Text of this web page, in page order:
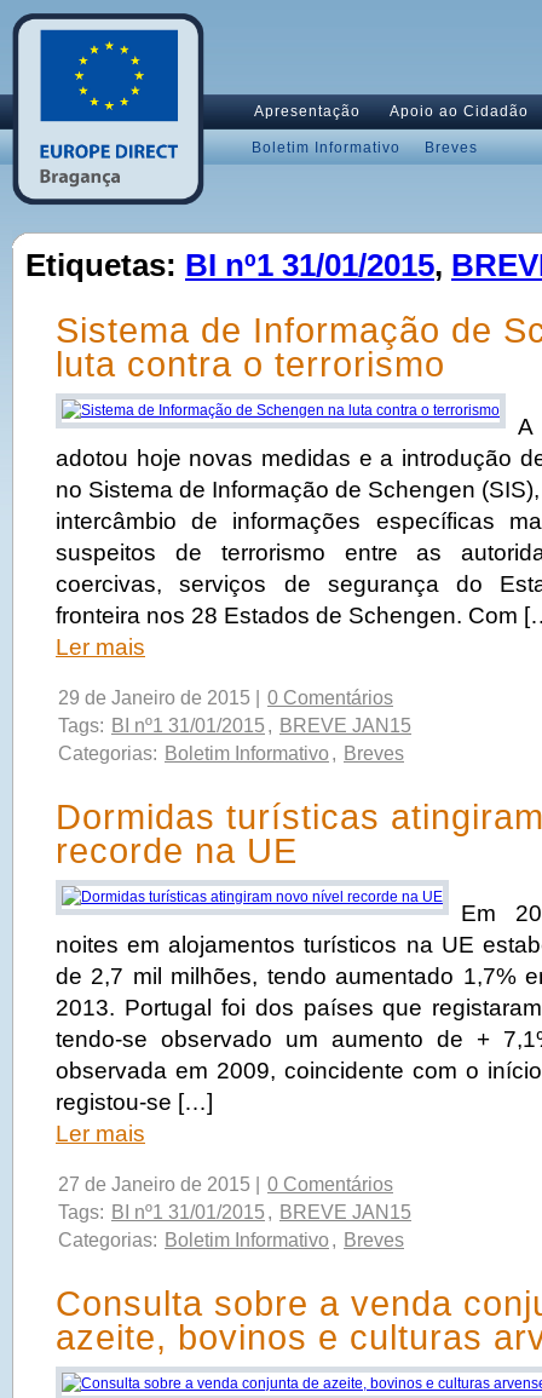
Apresentação Apoio ao Cidadão
Boletim Informativo Breves
Etiquetas: BI nº1 31/01/2015,
Sistema de Informação de
luta contra o terrorismo
A
adotou hoje novas medidas e a introdução
no Sistema de Informação de Schengen
intercâmbio de informações específicas
suspeitos de terrorismo entre as
coercivas, serviços de segurança do
fronteira nos 28 Estados de Schengen. Com
Ler mais
29 de Janeiro de 2015 |
0 Comentários
Tags: BI nº1 31/01/2015 , BREVE JAN15
Categorias: Boletim Informativo, Breves
Dormidas turísticas
recorde na UE
Em
noites em alojamentos turísticos na UE
de 2,7 mil milhões, tendo aumentado 1,7%
2013. Portugal foi dos países que
tendo-se observado um aumento de +
observada em 2009, coincidente com o
registou-se […]
Ler mais
27 de Janeiro de 2015 |
0 Comentários
Tags: BI nº1 31/01/2015 , BREVE JAN15
Categorias: Boletim Informativo, Breves
Consulta sobre a venda
azeite, bovinos e culturas